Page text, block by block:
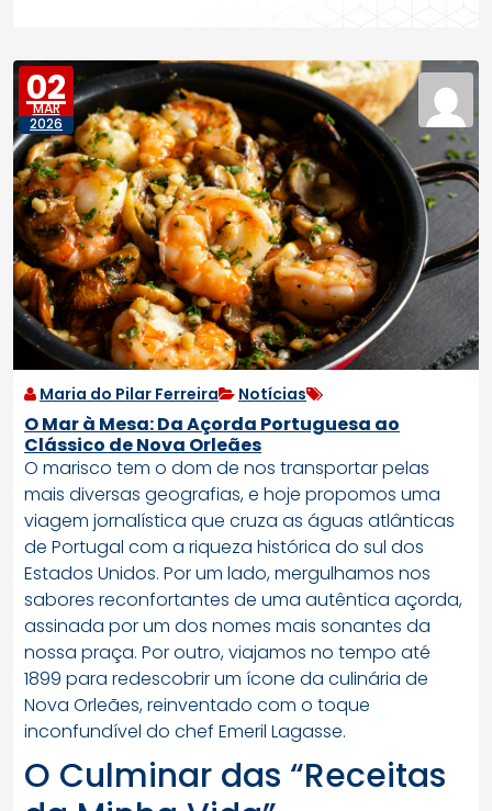
02
MAR
2026
Maria do Pilar Ferreira Notícias
O Mar à Mesa: Da Açorda Portuguesa ao
Clássico de Nova Orleães
O marisco tem o dom de nos transportar pelas
mais diversas geografias, e hoje propomos uma
viagem jornalística que cruza as águas atlânticas
de Portugal com a riqueza histórica do sul dos
Estados Unidos. Por um lado, mergulhamos nos
sabores reconfortantes de uma autêntica açorda,
assinada por um dos nomes mais sonantes da
nossa praça. Por outro, viajamos no tempo até
1899 para redescobrir um ícone da culinária de
Nova Orleães, reinventado com o toque
inconfundível do chef Emeril Lagasse.
O Culminar das “Receitas